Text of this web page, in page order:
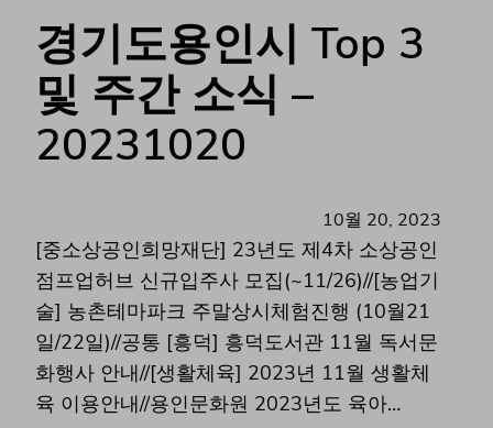
경기도용인시 Top 3
및 주간 소식 –
20231020
10월 20, 2023
[중소상공인희망재단] 23년도 제4차 소상공인
점프업허브 신규입주사 모집(~11/26)//[농업기
술] 농촌테마파크 주말상시체험진행 (10월21
일/22일)//공통 [흥덕] 흥덕도서관 11월 독서문
화행사 안내//[생활체육] 2023년 11월 생활체
육 이용안내//용인문화원 2023년도 육아…